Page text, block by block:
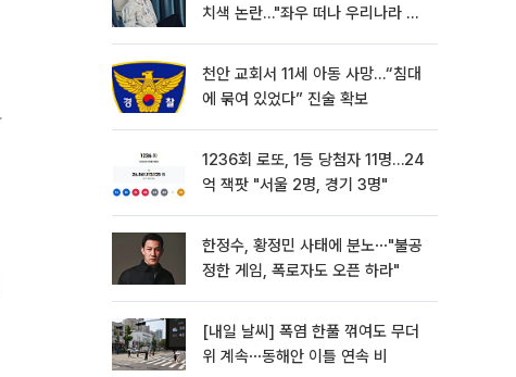
치색 논란…"좌우 떠나 우리나라 국
천안 교회서 11세 아동 사망…“침대
에 묶여 있었다” 진술 확보
1236회 로또, 1등 당첨자 11명…24
억 잭팟 "서울 2명, 경기 3명"
한정수, 황정민 사태에 분노⋯"불공
정한 게임, 폭로자도 오픈 하라"
[내일 날씨] 폭염 한풀 꺾여도 무더
위 계속⋯동해안 이틀 연속 비